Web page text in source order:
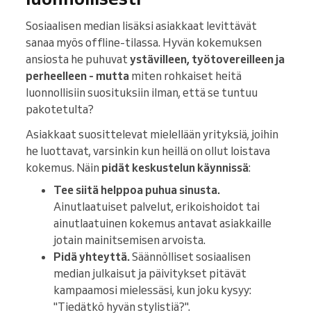
Sosiaalisen median lisäksi asiakkaat levittävät
sanaa myös offline-tilassa. Hyvän kokemuksen
ansiosta he puhuvat ystävilleen, työtovereilleen ja
perheelleen - mutta miten rohkaiset heitä
luonnollisiin suosituksiin ilman, että se tuntuu
pakotetulta?
Asiakkaat suosittelevat mielellään yrityksiä, joihin
he luottavat, varsinkin kun heillä on ollut loistava
kokemus. Näin pidät keskustelun käynnissä:
Tee siitä helppoa puhua sinusta.
Ainutlaatuiset palvelut, erikoishoidot tai
ainutlaatuinen kokemus antavat asiakkaille
jotain mainitsemisen arvoista.
Pidä yhteyttä.Säännölliset sosiaalisen
median julkaisut ja päivitykset pitävät
kampaamosi mielessäsi, kun joku kysyy:
"Tiedätkö hyvän stylistiä?".